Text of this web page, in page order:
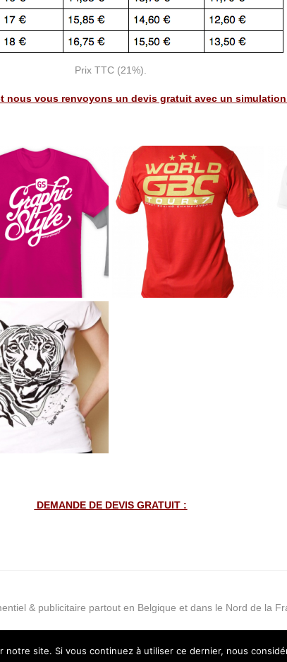
Prix TTC (21%).
nous vous renvoyons un devis gratuit avec un
DEMANDE DE DEVIS GRATUIT :
& publicitaire partout en Belgique et dans le Nord de la
site. Si vous continuez à utiliser ce dernier, nous